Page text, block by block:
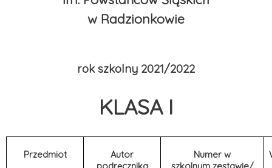
w Radzionkowie
rok szkolny 2021/2022
KLASA I
Przedmiot
Autor
Numer w